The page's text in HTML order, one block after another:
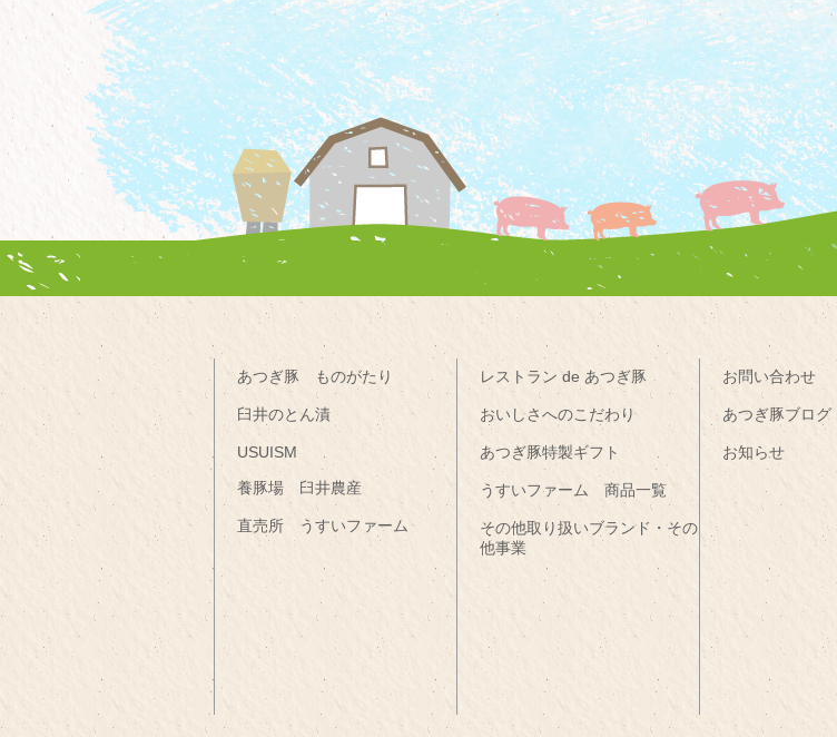
あつぎ豚 ものがたり
臼井のとん漬
USUISM
養豚場 臼井農産
直売所 うすいファーム
レストラン de あつぎ豚
おいしさへのこだわり
あつぎ豚特製ギフト
うすいファーム 商品一覧
その他取り扱いブランド・その
他事業
お問い合わせ
あつぎ豚ブログ
お知らせ